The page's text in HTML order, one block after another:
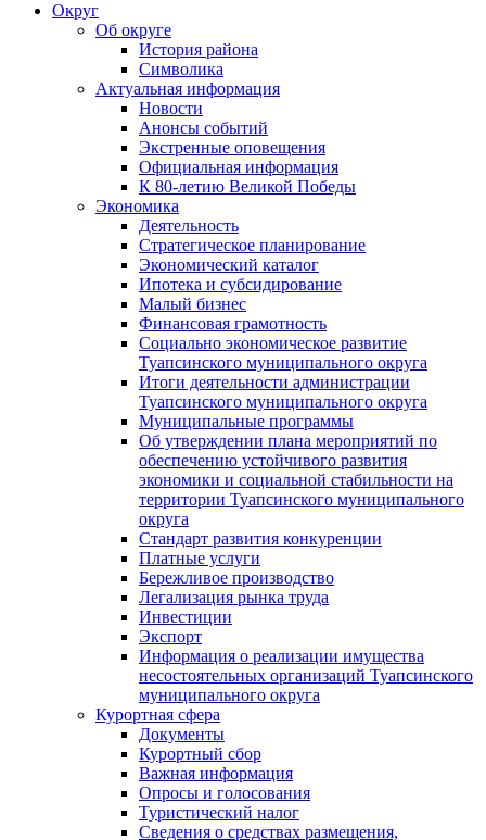
Округ
Об округе
История района
Символика
Актуальная информация
Новости
Анонсы событий
Экстренные оповещения
Официальная информация
К 80-летию Великой Победы
Экономика
Деятельность
Стратегическое планирование
Экономический каталог
Ипотека и субсидирование
Малый бизнес
Финансовая грамотность
Социально экономическое развитие
Туапсинского муниципального округа
Итоги деятельности администрации
Туапсинского муниципального округа
Муниципальные программы
Об утверждении плана мероприятий по
обеспечению устойчивого развития
экономики и социальной стабильности на
территории Туапсинского муниципального
округа
Стандарт развития конкуренции
Платные услуги
Бережливое производство
Легализация рынка труда
Инвестиции
Экспорт
Информация о реализации имущества
несостоятельных организаций Туапсинского
муниципального округа
Курортная сфера
Документы
Курортный сбор
Важная информация
Опросы и голосования
Туристический налог
Сведения о средствах размещения,